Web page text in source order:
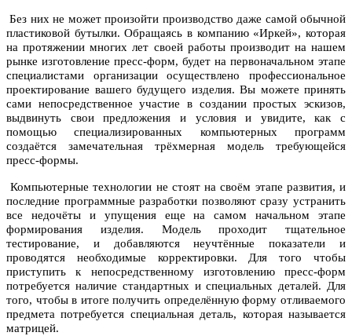
Без них не может произойти производство даже самой обычной
пластиковой бутылки. Обращаясь в компанию «Иркей», которая
на протяжении многих лет своей работы производит на нашем
рынке изготовление пресс-форм, будет на первоначальном этапе
специалистами организации осуществлено профессиональное
проектирование вашего будущего изделия. Вы можете принять
сами непосредственное участие в создании простых эскизов,
выдвинуть свои предложения и условия и увидите, как с
помощью специализированных компьютерных программ
создаётся замечательная трёхмерная модель требующейся
пресс-формы.
Компьютерные технологии не стоят на своём этапе развития, и
последние программные разработки позволяют сразу устранить
все недочёты и упущения еще на самом начальном этапе
формирования изделия. Модель проходит тщательное
тестирование, и добавляются неучтённые показатели и
проводятся необходимые корректировки. Для того чтобы
приступить к непосредственному изготовлению пресс-форм
потребуется наличие стандартных и специальных деталей. Для
того, чтобы в итоге получить определённую форму отливаемого
предмета потребуется специальная деталь, которая называется
матрицей.